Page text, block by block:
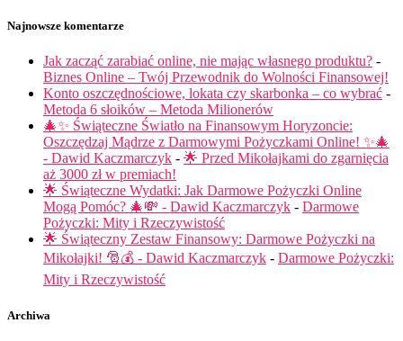
Najnowsze komentarze
Jak zacząć zarabiać online, nie mając własnego produktu? -
Biznes Online – Twój Przewodnik do Wolności Finansowej!
Konto oszczędnościowe, lokata czy skarbonka – co wybrać -
Metoda 6 słoików – Metoda Milionerów
🎄✨ Świąteczne Światło na Finansowym Horyzoncie:
Oszczędzaj Mądrze z Darmowymi Pożyczkami Online! ✨🎄
- Dawid Kaczmarczyk - 🌟 Przed Mikołajkami do zgarnięcia
aż 3000 zł w premiach!
🌟 Świąteczne Wydatki: Jak Darmowe Pożyczki Online
Mogą Pomóc? 🎄💸 - Dawid Kaczmarczyk - Darmowe
Pożyczki: Mity i Rzeczywistość
🌟 Świąteczny Zestaw Finansowy: Darmowe Pożyczki na
Mikołajki! 🎅💰 - Dawid Kaczmarczyk - Darmowe Pożyczki:
Mity i Rzeczywistość
Archiwa